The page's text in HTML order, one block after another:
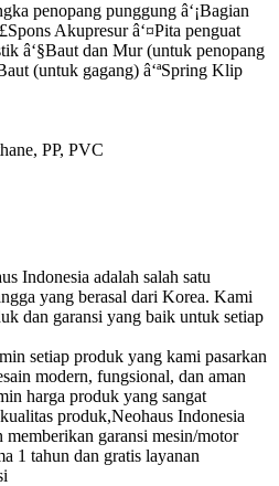
penopang punggung â‘¡Bagian
Akupresur â‘¤Pita penguat
â‘§Baut dan Mur (untuk penopang
(untuk gagang) â‘ªSpring Klip
PP, PVC
Indonesia adalah salah satu
yang berasal dari Korea. Kami
dan garansi yang baik untuk setiap
setiap produk yang kami pasarkan
modern, fungsional, dan aman
harga produk yang sangat
produk,Neohaus Indonesia
garansi mesin/motor
1 tahun dan gratis layanan